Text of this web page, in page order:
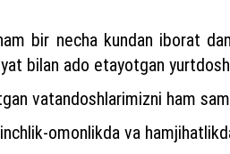
bir necha kundan iborat
bilan ado etayotgan
vatandoshlarimizni ham
omonlikda va